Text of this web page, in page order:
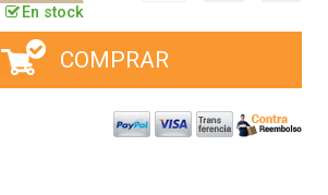
En stock
COMPRAR